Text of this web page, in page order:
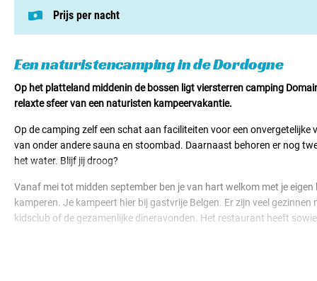
Een naturistencamping in de Dordogne
Op het platteland middenin de bossen ligt viersterren camping
relaxte sfeer van een naturisten kampeervakantie.
Op de camping zelf een schat aan faciliteiten voor een
van onder andere sauna en stoombad. Daarnaast behoren er nog
het water. Blijf jij droog?
Vanaf mei tot midden september ben je van hart welkom met je
kamperen. Je kampeert hier bij gastvrije Belgen. Er zijn veel
kidsclub of de gezamenlijke dineravonden. Het restaurant heeft
Prijs per nacht
Staanplaatsen v.a. € 26,95